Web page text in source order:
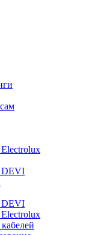
DEVI
DEVI